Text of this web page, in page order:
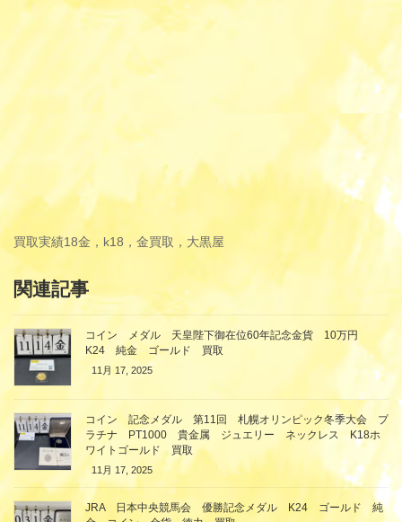
買取実績18金，k18，金買取，大黒屋
関連記事
コイン メダル 天皇陛下御在位60年記念金貨 10万円
K24 純金 ゴールド 買取
11月 17, 2025
コイン 記念メダル 第11回 札幌オリンピック冬季大会 プ
ラチナ PT1000 貴金属 ジュエリー ネックレス K18ホ
ワイトゴールド 買取
11月 17, 2025
JRA 日本中央競馬会 優勝記念メダル K24 ゴールド 純